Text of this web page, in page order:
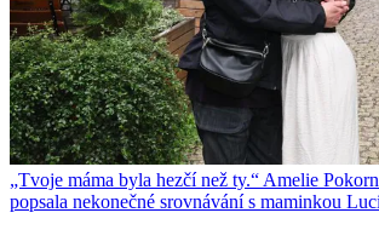
„Tvoje máma byla hezčí než ty.“ Amelie
popsala nekonečné srovnávání s maminkou